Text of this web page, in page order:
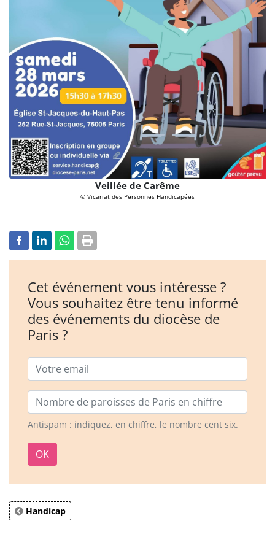
Veillée de Carême
© Vicariat des Personnes Handicapées
Cet événement vous intéresse ?
Vous souhaitez être tenu informé
des événements du diocèse de
Paris ?
Email
Nombre de paroisses
Antispam : indiquez, en chiffre, le nombre cent six.
OK
Handicap